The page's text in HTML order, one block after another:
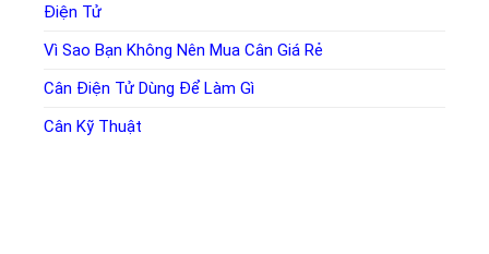
Điện Tử
Vì Sao Bạn Không Nên Mua Cân Giá Rẻ
Cân Điện Tử Dùng Để Làm Gì
Cân Kỹ Thuật